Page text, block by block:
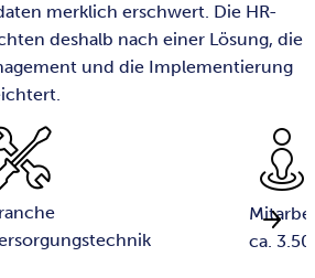
merklich erschwert. Die HR-
deshalb nach einer Lösung, die
und die Implementierung
ca.